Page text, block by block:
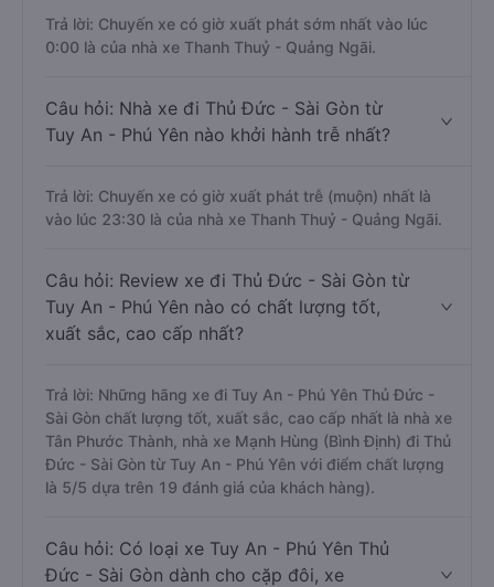
Trả lời: Chuyến xe có giờ xuất phát sớm nhất vào lúc
0:00 là của nhà xe Thanh Thuỷ - Quảng Ngãi.
Câu hỏi: Nhà xe đi Thủ Đức - Sài Gòn từ
Tuy An - Phú Yên nào khởi hành trễ nhất?
Trả lời: Chuyến xe có giờ xuất phát trễ (muộn) nhất là
vào lúc 23:30 là của nhà xe Thanh Thuỷ - Quảng Ngãi.
Câu hỏi: Review xe đi Thủ Đức - Sài Gòn từ
Tuy An - Phú Yên nào có chất lượng tốt,
xuất sắc, cao cấp nhất?
Trả lời: Những hãng xe đi Tuy An - Phú Yên Thủ Đức -
Sài Gòn chất lượng tốt, xuất sắc, cao cấp nhất là nhà xe
Tân Phước Thành, nhà xe Mạnh Hùng (Bình Định) đi Thủ
Đức - Sài Gòn từ Tuy An - Phú Yên với điểm chất lượng
là 5/5 dựa trên 19 đánh giá của khách hàng).
Câu hỏi: Có loại xe Tuy An - Phú Yên Thủ
Đức - Sài Gòn dành cho cặp đôi, xe